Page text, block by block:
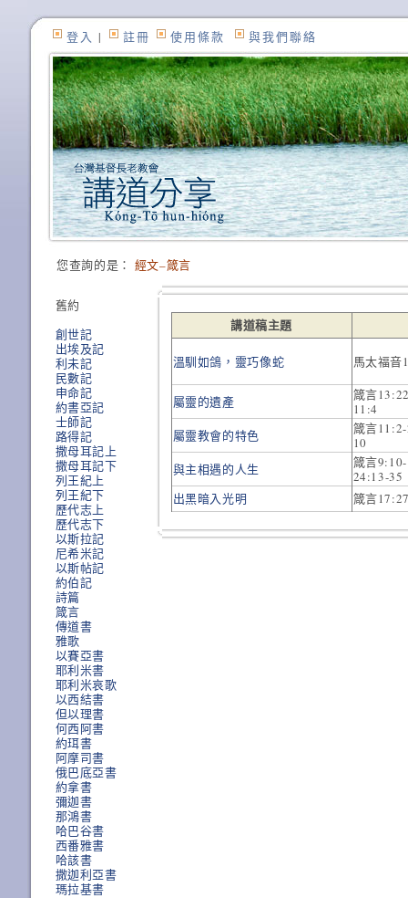
登入 | 註冊 使用條款 與我們聯絡
您查詢的是： 經文–箴言
舊約
創世記
出埃及記
利未記
民數記
申命記
約書亞記
士師記
路得記
撒母耳記上
撒母耳記下
列王紀上
列王紀下
歷代志上
歷代志下
以斯拉記
尼希米記
以斯帖記
約伯記
詩篇
箴言
傳道書
雅歌
以賽亞書
耶利米書
耶利米哀歌
以西結書
但以理書
何西阿書
約珥書
阿摩司書
俄巴底亞書
約拿書
彌迦書
那鴻書
哈巴谷書
西番雅書
哈該書
撒迦利亞書
瑪拉基書
講道稿主題
溫馴如鴿，靈巧像蛇 馬太福
屬靈的遺產
箴言
11:4
屬靈教會的特色
箴言
10
與主相遇的人生
箴言
24:13-
出黑暗入光明
箴言